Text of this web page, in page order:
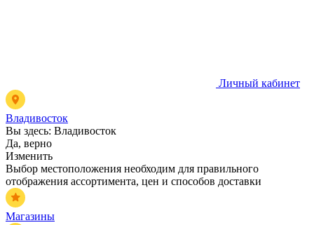
Личный кабинет
Владивосток
Вы здесь: Владивосток
Да, верно
Изменить
Выбор местоположения необходим для правильного
отображения ассортимента, цен и способов доставки
Магазины